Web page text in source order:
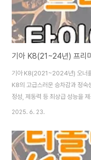
기아 K8(21~24년) 프리
기아 K8(2021~2024년) 오너를
K8의 고급스러운 승차감과 정숙
정성, 제동력 등 최상급 성능을
분석했습니다. 당신의 K8을 더욱
험'을 선사하다!2021년 출시 이
그리고 기대 이상의 정숙성과 승
있는 명불허전의 모델이죠. K8
2025. 6. 23.